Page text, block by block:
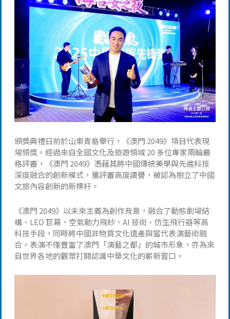
頒獎典禮日前於山東青島舉行，《澳門 2049》項目代表現
場領獎。經過來自全國文化及旅遊領域 20 多位專家兩輪嚴
格評審，《澳門 2049》憑藉其將中國傳統美學與先進科技
深度融合的創新模式，獲評審高度讚譽，被認為樹立了中國
文旅內容創新的新標杆。
《澳門 2049》以未來主義為創作背景，融合了動態劇場結
構、LED 巨幕、空氣動力飛紗、AI 技術、仿生飛行器等高
科技手段，同時將中國非物質文化遺產與當代表演藝術融
合。表演不僅豐富了澳門「演藝之都」的城市形象，亦為來
自世界各地的觀眾打開認識中華文化的嶄新窗口。